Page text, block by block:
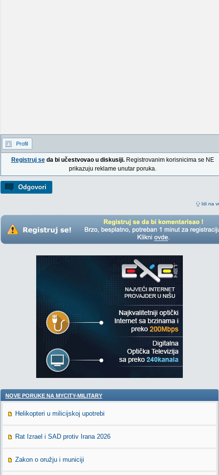
Odgovori
Idi na
Profil
Registruj seda bi učestvovao u diskusiji.Registrovanim korisnicima se NE
prikazuju reklame unutar poruka.
NOVE PORUKE NA MYCITY-MILITARY
Helikopteri u milicijskoj upotrebi
Rat Izrael i SAD protiv Irana 2026
Zakon o oružju i municiji